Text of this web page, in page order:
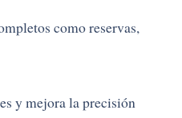
como reservas,
y mejora la precisión